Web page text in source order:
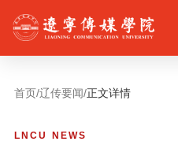
首页/辽传要闻/正文详情
LNCU NEWS